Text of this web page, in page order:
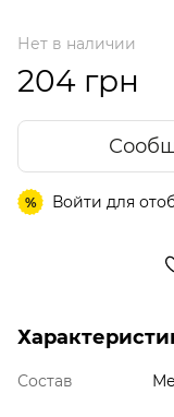
Нет в наличии
204 грн
% Войти для
Состав